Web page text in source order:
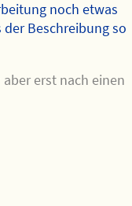
noch etwas
Beschreibung so
erst nach einen